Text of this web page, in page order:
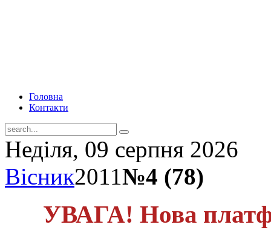
Головна
Контакти
Неділя, 09 серпня 2026
Вісник2011№4 (78)
УВАГА! Нова